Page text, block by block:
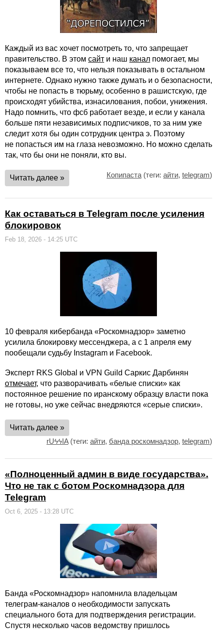
Каждый из вас хочет посмотреть то, что запрещает
правительство. В этом сайт и наш канал помогает, мы
показываем все то, что нельзя показывать в остальном
интернете. Однако нужно также думать и о безопасности,
чтобы не попасть в тюрьму, особенно в рашистскую, где
происходят убийства, изнасилования, побои, унижения.
Надо помнить, что фсб работает везде, и если у канала
больше пяти независимых подписчиков, то за ним уже
следит хотя бы один сотрудник центра э. Поэтому
не попасться им на глаза невозможно. Но можно сделать
так, что бы они не поняли, кто вы.
Читать далее » Копипаста (теги: айти, telegram)
Как оставаться в Telegram после усиления
блокировок
Feb 18, 2026 - 14:25 UTC
10 февраля кибербанда «Роскомнадзор» заметно
усилила блокировку мессенджера, а с 1 апреля ему
пообещали судьбу Instagram и Facebook.
Эксперт RKS Global и VPN Guild Саркис Дарбинян
отмечает, что разворачивать «белые списки» как
постоянное решение по иранскому образцу власти пока
не готовы, но уже сейчас внедряются «серые списки».
Читать далее »
rUϟϟIA(теги: айти, банда роскомнадзор, telegram)
«Полноценный админ в виде государства».
Что не так с ботом Роскомнадзора для
Telegram
Oct 6, 2025 - 13:28 UTC
Банда «Роскомнадзор» напомнила владельцам
телеграм-каналов о необходимости запускать
специального бота для подтверждения регистрации.
Спустя несколько часов ведомству пришлось